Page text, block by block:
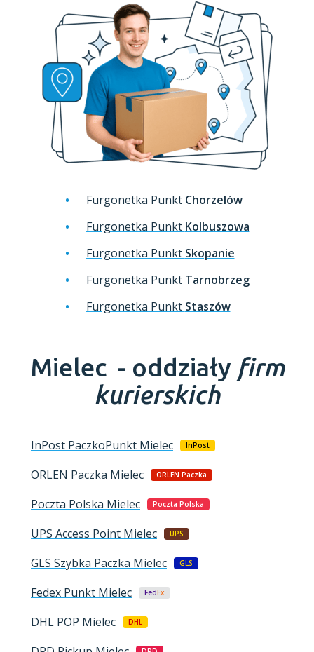
Furgonetka Punkt Chorzelów
Furgonetka Punkt Kolbuszowa
Furgonetka Punkt Skopanie
Furgonetka Punkt Tarnobrzeg
Furgonetka Punkt Staszów
Mielec - oddziały firm
kurierskich
InPost PaczkoPunkt Mielec InPost
ORLEN Paczka Mielec ORLEN Paczka
Poczta Polska Mielec Poczta Polska
UPS Access Point Mielec UPS
GLS Szybka Paczka Mielec GLS
Fedex Punkt Mielec FedEx
DHL POP Mielec DHL